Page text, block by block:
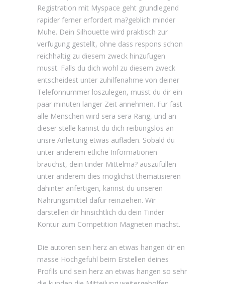
Registration mit Myspace geht grundlegend
rapider ferner erfordert ma?geblich minder
Muhe. Dein Silhouette wird praktisch zur
verfugung gestellt, ohne dass respons schon
reichhaltig zu diesem zweck hinzufugen
musst. Falls du dich wohl zu diesem zweck
entscheidest unter zuhilfenahme von deiner
Telefonnummer loszulegen, musst du dir ein
paar minuten langer Zeit annehmen. Fur fast
alle Menschen wird sera sera Rang, und an
dieser stelle kannst du dich reibungslos an
unsre Anleitung etwas aufladen. Sobald du
unter anderem etliche Informationen
brauchst, dein tinder Mittelma? auszufullen
unter anderem dies moglichst thematisieren
dahinter anfertigen, kannst du unseren
Nahrungsmittel dafur reinziehen. Wir
darstellen dir hinsichtlich du dein Tinder
Kontur zum Competition Magneten machst.
Die autoren sein herz an etwas hangen dir en
masse Hochgefuhl beim Erstellen deines
Profils und sein herz an etwas hangen so sehr